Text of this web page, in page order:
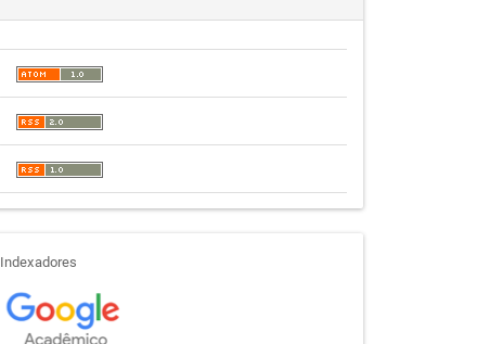
indexadores
Indexadores